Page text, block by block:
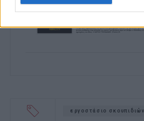
εργοστάσιο σκουπιδιών